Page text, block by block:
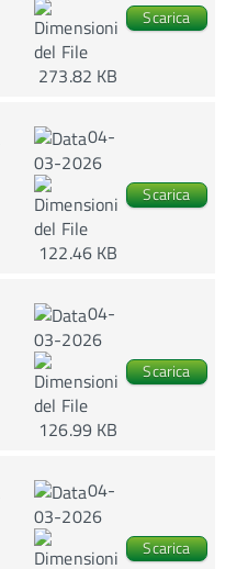
273.82 KB
Scarica
04-
03-2026
122.46 KB
Scarica
04-
03-2026
126.99 KB
Scarica
04-
03-2026
Scarica